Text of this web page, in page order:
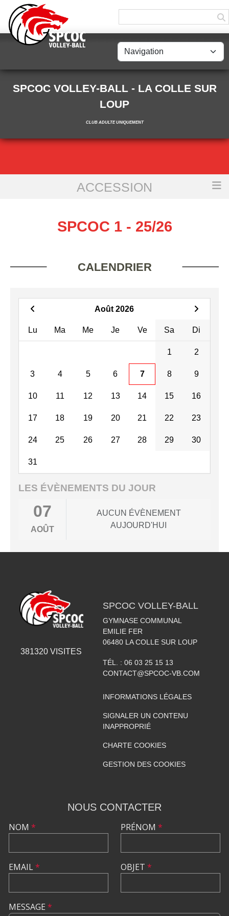
SPCOC VOLLEY-BALL - LA COLLE SUR
LOUP
CLUB ADULTE UNIQUEMENT
ACCESSION
SPCOC 1 - 25/26
SPCOC 1 - 25/26
CALENDRIER
Août 2026
Lu Ma Me Je Ve Sa Di
1 2
3 4 5 6 7 8 9
10 11 12 13 14 15 16
17 18 19 20 21 22 23
24 25 26 27 28 29 30
31
LES ÉVÈNEMENTS DU JOUR
07
AOÛT
AUCUN ÉVÈNEMENT
AUJOURD'HUI
381320 VISITES
SPCOC VOLLEY-BALL
GYMNASE COMMUNAL
EMILIE FER
06480 LA COLLE SUR LOUP
TÉL. : 06 03 25 15 13
CONTACT@SPCOC-VB.COM
INFORMATIONS LÉGALES
SIGNALER UN CONTENU
INAPPROPRIÉ
CHARTE COOKIES
GESTION DES COOKIES
NOUS CONTACTER
NOM *
EMAIL*
PRÉNOM *
OBJET *
MESSAGE *
Panneau de gestion des cookies